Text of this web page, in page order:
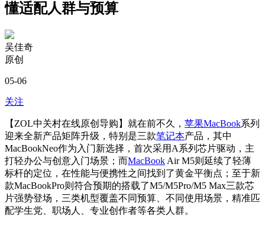
懂适配人群与预算
吴佳奇
原创
05-06
关注
【ZOL中关村在线原创导购】就在前不久， 苹果MacBook系列
迎来全新产品矩阵升级，特别是三款笔记本产品，其中
MacBookNeo作为入门新选择，首次采用A系列芯片驱动，主
打轻办公与创意入门场景；而MacBook Air M5则延续了轻薄
标杆的定位，在性能与便携性之间找到了黄金平衡点；至于新
款MacBookPro则符合预期的搭载了M5/M5Pro/M5 Max三款芯
片强势登场，三类机型覆盖不同预算、不同使用场景，精准匹
配学生党、职场人、专业创作者等各类人群。